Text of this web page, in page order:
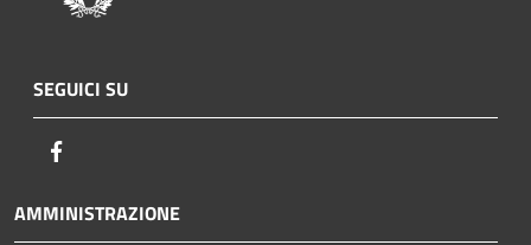
SEGUICI SU
AMMINISTRAZIONE